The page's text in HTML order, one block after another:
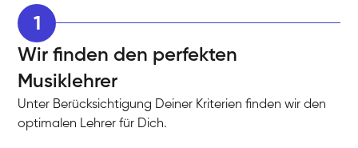
1
Wir finden den perfekten
Musiklehrer
Unter Berücksichtigung Deiner Kriterien finden wir den
optimalen Lehrer für Dich.